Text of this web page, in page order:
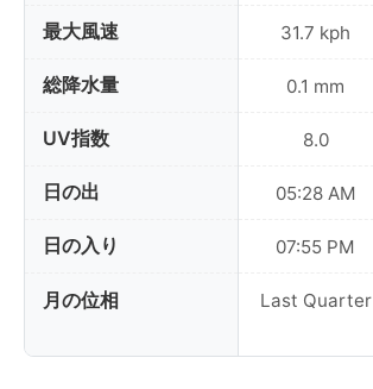
最大風速
総降水量
UV指数
日の出
日の入り
月の位相
31.7 kph
0.1 mm
8.0
05:28 AM
07:55 PM
Last Quarter